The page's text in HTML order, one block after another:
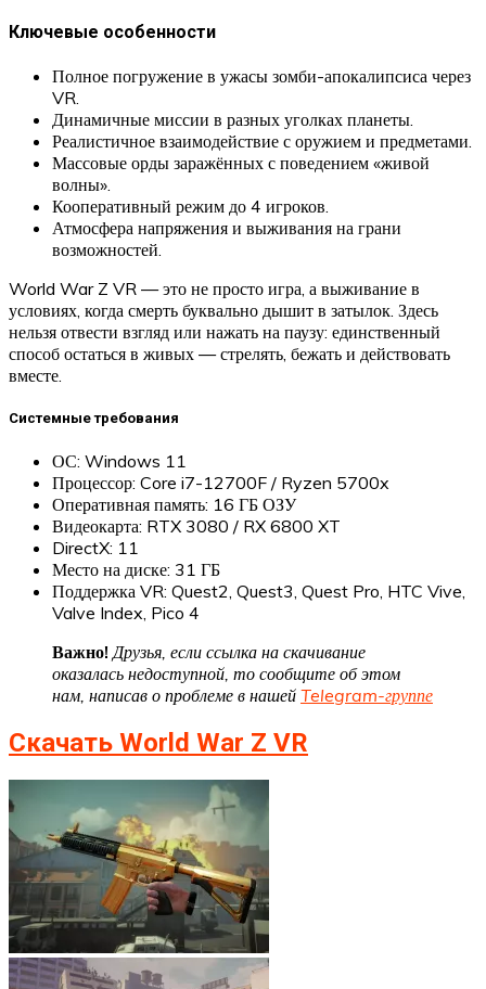
Ключевые особенности
Полное погружение в ужасы зомби-апокалипсиса через
VR.
Динамичные миссии в разных уголках планеты.
Реалистичное взаимодействие с оружием и предметами.
Массовые орды заражённых с поведением «живой
волны».
Кооперативный режим до 4 игроков.
Атмосфера напряжения и выживания на грани
возможностей.
World War Z VR — это не просто игра, а выживание в
условиях, когда смерть буквально дышит в затылок. Здесь
нельзя отвести взгляд или нажать на паузу: единственный
способ остаться в живых — стрелять, бежать и действовать
вместе.
Системные требования
ОС: Windows 11
Процессор: Core i7-12700F / Ryzen 5700x
Оперативная память: 16 ГБ ОЗУ
Видеокарта: RTX 3080 / RX 6800 XT
DirectX: 11
Место на диске: 31 ГБ
Поддержка VR: Quest2, Quest3, Quest Pro, HTC Vive,
Valve Index, Pico 4
Важно!Друзья, если ссылка на скачивание
оказалась недоступной, то сообщите об этом
нам, написав о проблеме в нашей Telegram-группе
Скачать World War Z VR